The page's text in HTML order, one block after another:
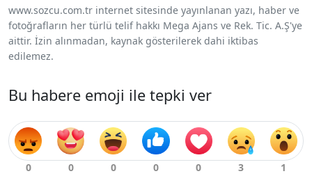
www.sozcu.com.tr internet sitesinde yayınlanan yazı, haber ve
fotoğrafların her türlü telif hakkı Mega Ajans ve Rek. Tic. A.Ş'ye
aittir. İzin alınmadan, kaynak gösterilerek dahi iktibas
edilemez.
Bu habere emoji ile tepki ver